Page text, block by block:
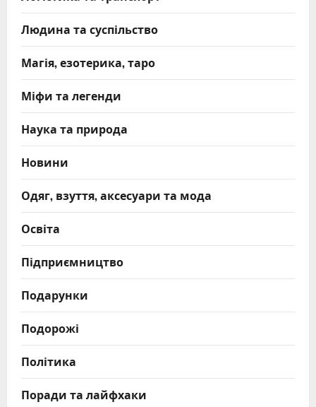
Людина та суспільство
Магія, езотерика, таро
Міфи та легенди
Наука та природа
Новини
Одяг, взуття, аксесуари та мода
Освіта
Підприємництво
Подарунки
Подорожі
Політика
Поради та лайфхаки